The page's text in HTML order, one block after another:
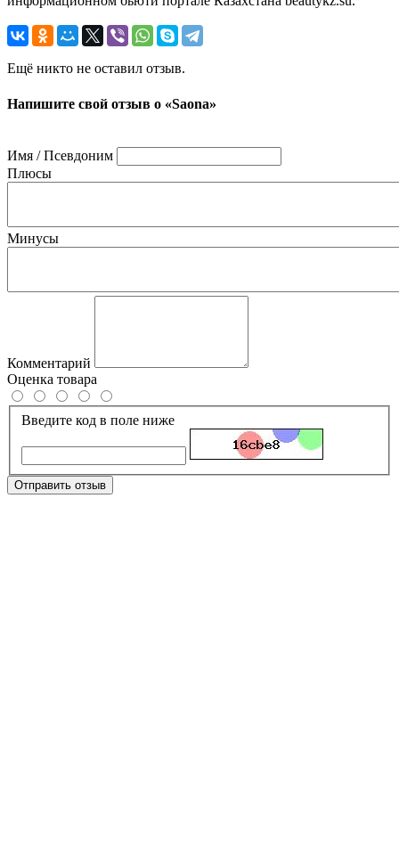
Ещё никто не оставил отзыв.
Напишите свой отзыв о «Saona»
Имя / Псевдоним
Плюсы
Минусы
Комментарий
Оценка товара
Введите код в поле ниже
Отправить отзыв